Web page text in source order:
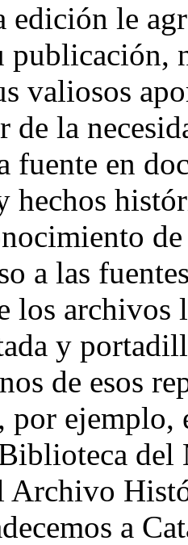
edición le
publicación,
valiosos
de la
fuente en
hechos
a las
los
y
de esos
por
del
Archivo
a